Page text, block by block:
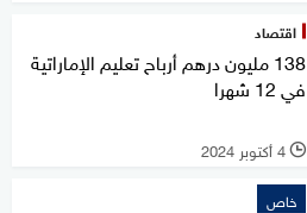
اقتصاد
138 مليون درهم أرباح تعليم الإماراتية
في 12 شهرا
l 4 أكتوبر 2024
خاص